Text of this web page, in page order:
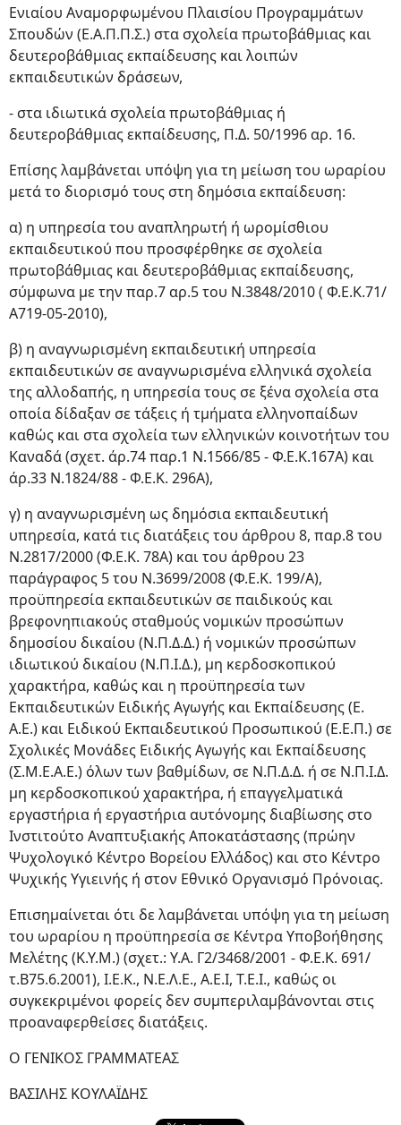
Ενιαίου Αναμορφωμένου Πλαισίου Προγραμμάτων
Σπουδών (Ε.Α.Π.Π.Σ.) στα σχολεία πρωτοβάθμιας και
δευτεροβάθμιας εκπαίδευσης και λοιπών
εκπαιδευτικών δράσεων,
- στα ιδιωτικά σχολεία πρωτοβάθμιας ή
δευτεροβάθμιας εκπαίδευσης, Π.Δ. 50/1996 αρ. 16.
Επίσης λαμβάνεται υπόψη για τη μείωση του ωραρίου
μετά το διορισμό τους στη δημόσια εκπαίδευση:
α) η υπηρεσία του αναπληρωτή ή ωρομίσθιου
εκπαιδευτικού που προσφέρθηκε σε σχολεία
πρωτοβάθμιας και δευτεροβάθμιας εκπαίδευσης,
σύμφωνα με την παρ.7 αρ.5 του Ν.3848/2010 ( Φ.Ε.Κ.71/
Α719-05-2010),
β) η αναγνωρισμένη εκπαιδευτική υπηρεσία
εκπαιδευτικών σε αναγνωρισμένα ελληνικά σχολεία
της αλλοδαπής, η υπηρεσία τους σε ξένα σχολεία στα
οποία δίδαξαν σε τάξεις ή τμήματα ελληνοπαίδων
καθώς και στα σχολεία των ελληνικών κοινοτήτων του
Καναδά (σχετ. άρ.74 παρ.1 Ν.1566/85 - Φ.Ε.Κ.167Α) και
άρ.33 Ν.1824/88 - Φ.Ε.Κ. 296Α),
γ) η αναγνωρισμένη ως δημόσια εκπαιδευτική
υπηρεσία, κατά τις διατάξεις του άρθρου 8, παρ.8 του
Ν.2817/2000 (Φ.Ε.Κ. 78A) και του άρθρου 23
παράγραφος 5 του Ν.3699/2008 (Φ.Ε.Κ. 199/A),
προϋπηρεσία εκπαιδευτικών σε παιδικούς και
βρεφονηπιακούς σταθμούς νομικών προσώπων
δημοσίου δικαίου (Ν.Π.Δ.Δ.) ή νομικών προσώπων
ιδιωτικού δικαίου (Ν.Π.Ι.Δ.), μη κερδοσκοπικού
χαρακτήρα, καθώς και η προϋπηρεσία των
Εκπαιδευτικών Ειδικής Αγωγής και Εκπαίδευσης (Ε.
Α.Ε.) και Ειδικού Εκπαιδευτικού Προσωπικού (Ε.Ε.Π.) σε
Σχολικές Μονάδες Ειδικής Αγωγής και Εκπαίδευσης
(Σ.Μ.Ε.Α.Ε.) όλων των βαθμίδων, σε Ν.Π.Δ.Δ. ή σε Ν.Π.Ι.Δ.
μη κερδοσκοπικού χαρακτήρα, ή επαγγελματικά
εργαστήρια ή εργαστήρια αυτόνομης διαβίωσης στο
Ινστιτούτο Αναπτυξιακής Αποκατάστασης (πρώην
Ψυχολογικό Κέντρο Βορείου Ελλάδος) και στο Κέντρο
Ψυχικής Υγιεινής ή στον Εθνικό Οργανισμό Πρόνοιας.
Επισημαίνεται ότι δε λαμβάνεται υπόψη για τη μείωση
του ωραρίου η προϋπηρεσία σε Κέντρα Υποβοήθησης
Μελέτης (Κ.Υ.Μ.) (σχετ.: Υ.Α. Γ2/3468/2001 - Φ.Ε.Κ. 691/
τ.Β75.6.2001), I.E.Κ., Ν.Ε.Λ.Ε., Α.Ε.Ι, Τ.Ε.Ι., καθώς οι
συγκεκριμένοι φορείς δεν συμπεριλαμβάνονται στις
προαναφερθείσες διατάξεις.
Ο ΓΕΝΙΚΟΣ ΓΡΑΜΜΑΤΕΑΣ
ΒΑΣΙΛΗΣ ΚΟΥΛΑΪΔΗΣ